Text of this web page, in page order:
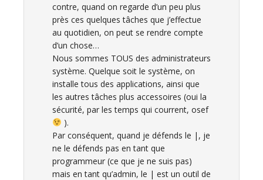
contre, quand on regarde d’un peu plus
près ces quelques tâches que j’effectue
au quotidien, on peut se rendre compte
d’un chose…
Nous sommes TOUS des administrateurs
système. Quelque soit le système, on
installe tous des applications, ainsi que
les autres tâches plus accessoires (oui la
sécurité, par les temps qui courrent, osef
).
Par conséquent, quand je défends le |, je
ne le défends pas en tant que
programmeur (ce que je ne suis pas)
mais en tant qu’admin, le | est un outil de